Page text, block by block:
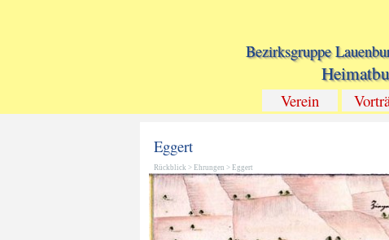
Bezirksgruppe
Verein ▼
Eggert
Rückblick > Ehrungen > Eggert